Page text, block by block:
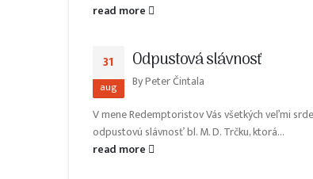
read more
31
aug
Odpustová slávnosť
ByPeter Čintala
V mene Redemptoristov Vás všetkých veľmi
odpustovú slávnosť bl. M. D. Trčku, ktorá...
read more